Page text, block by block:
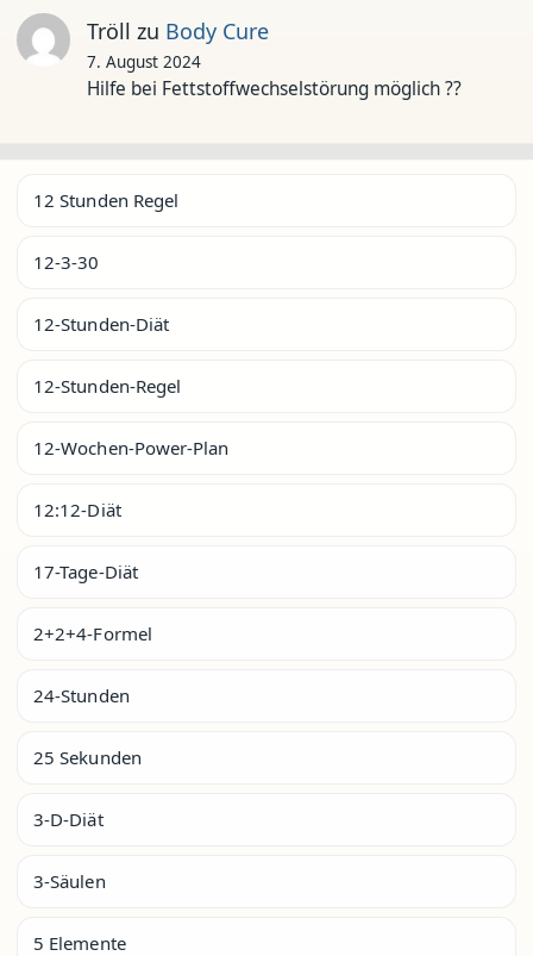
Tröll zu Body Cure
7. August 2024
Hilfe bei Fettstoffwechselstörung möglich ??
12 Stunden Regel
12-3-30
12-Stunden-Diät
12-Stunden-Regel
12-Wochen-Power-Plan
12:12-Diät
17-Tage-Diät
2+2+4-Formel
24-Stunden
25 Sekunden
3-D-Diät
3-Säulen
5 Elemente